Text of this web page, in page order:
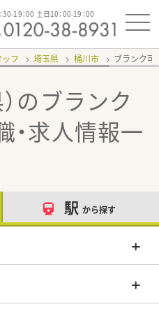
30-19：00 土日10：00-19：00
フ 埼玉県 桶川市 ブランク可
のブランク
・求人情報一
駅 から探す